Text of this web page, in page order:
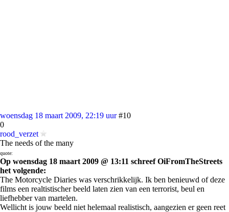
woensdag 18 maart 2009, 22:19 uur #10
0
rood_verzet
The needs of the many
quote:
Op woensdag 18 maart 2009 @ 13:11 schreef OiFromTheStreets
het volgende:
The Motorcycle Diaries was verschrikkelijk. Ik ben benieuwd of deze
films een realtistischer beeld laten zien van een terrorist, beul en
liefhebber van martelen.
Wellicht is jouw beeld niet helemaal realistisch, aangezien er geen reet